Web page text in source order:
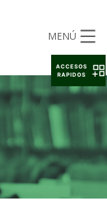
MENÚ
ACCESOS
RAPIDOS